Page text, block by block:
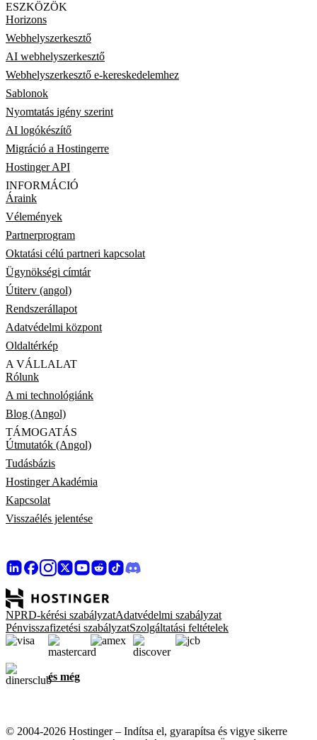
ESZKÖZÖK
Horizons
Webhelyszerkesztő
AI webhelyszerkesztő
Webhelyszerkesztő e-kereskedelemhez
Sablonok
Nyomtatás igény szerint
AI logókészítő
Migráció a Hostingerre
Hostinger API
INFORMÁCIÓ
Áraink
Vélemények
Partnerprogram
Oktatási célú partneri kapcsolat
Ügynökségi címtár
Útiterv (angol)
Rendszerállapot
Adatvédelmi központ
Oldaltérkép
A VÁLLALAT
Rólunk
A mi technológiánk
Blog (Angol)
TÁMOGATÁS
Útmutatók (Angol)
Tudásbázis
Hostinger Akadémia
Kapcsolat
Visszaélés jelentése
NPRD-kérési szabályzatAdatvédelmi szabályzat
Pénvisszafizetési szabályzatSzolgáltatási feltételek
és még
© 2004-2026 Hostinger – Indítsa el, gyarapítsa és vigye sikerre